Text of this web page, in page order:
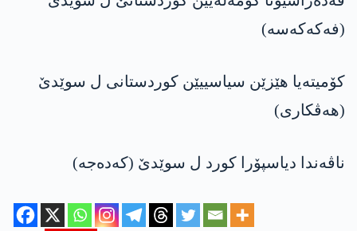
(فەکەکەسە)
کۆمیتەیا ھێزێن سیاسییێن کوردستانی ل سوێدێ
(ھەڤکاری)
ناڤەندا دیاسپۆرا کورد ل سوێدێ (کەدەجە)